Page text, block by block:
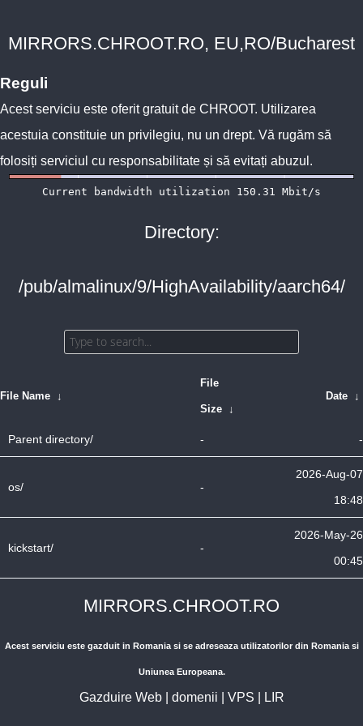
MIRRORS.CHROOT.RO, EU,RO/Bucharest
Reguli
Acest serviciu este oferit gratuit de CHROOT. Utilizarea
acestuia constituie un privilegiu, nu un drept. Vă rugăm să
folosiți serviciul cu responsabilitate și să evitați abuzul.
Directory:
/pub/almalinux/9/HighAvailability/aarch64/
File Name ↓
File
Size ↓
Date ↓
Parent directory/ - -
os/ -
2026-Aug-07
18:48
kickstart/ -
2026-May-26
00:45
MIRRORS.CHROOT.RO
Acest serviciu este gazduit in Romania si se adreseaza utilizatorilor din Romania si
Uniunea Europeana.
Gazduire Web| domenii VPS LIR